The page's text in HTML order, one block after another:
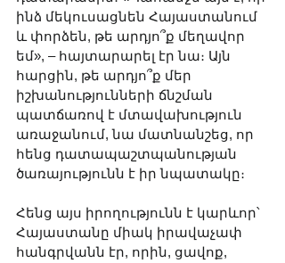
ինձ մեկուսացնեն Հայաստանում
և փորձեն, թե արդյո՞ք մեղավոր
եմ», – հայտարարել էր նա։ Այն
հարցին, թե արդյո՞ք մեր
իշխանությունների ճնշման
պատճառով է մտավախություն
առաջանում, նա մատնանշեց, որ
հենց դատապաշտպանության
ծառայությունն է իր նպատակը։
Հենց այս իրողությունն է կարևոր՝
Հայաստանը միակ իրավաչափ
հանգրվանն էր, որին, ցավոք,